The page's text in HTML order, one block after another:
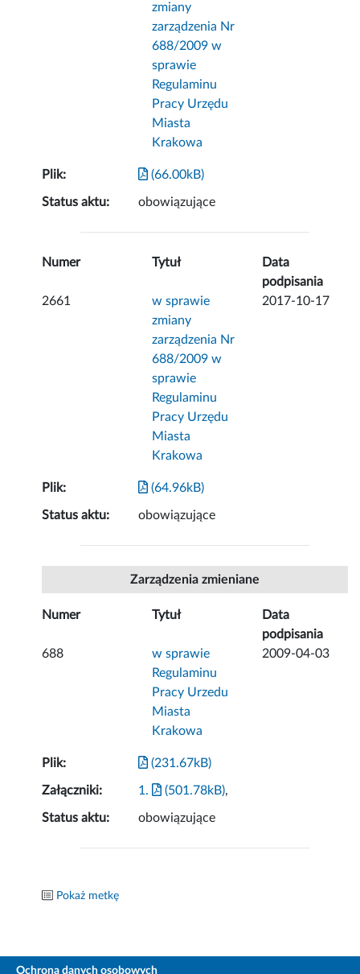
zmiany
zarządzenia Nr
688/2009 w
sprawie
Regulaminu
Pracy Urzędu
Miasta
Krakowa
Plik: (66.00kB)
Status aktu: obowiązujące
Numer Tytuł
Data
podpisania
2661
w sprawie
zmiany
zarządzenia Nr
688/2009 w
sprawie
Regulaminu
Pracy Urzędu
Miasta
Krakowa
2017-10-17
Plik: (64.96kB)
Status aktu: obowiązujące
Zarządzenia zmieniane
Numer Tytuł
Data
podpisania
688
w sprawie
Regulaminu
Pracy Urzedu
Miasta
Krakowa
2009-04-03
Plik: (231.67kB)
Załączniki: 1. (501.78kB),
Status aktu: obowiązujące
Pokaż metkę
Ochrona danych osobowych